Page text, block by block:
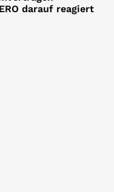
darauf reagiert